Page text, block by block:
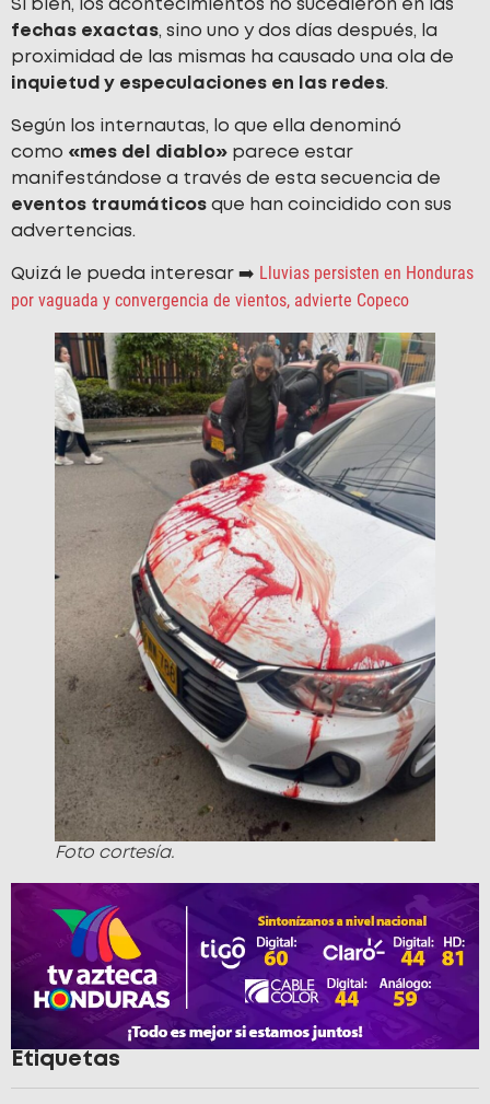
Si bien, los acontecimientos no sucedieron en las
fechas exactas, sino uno y dos días después, la
proximidad de las mismas ha causado una ola de
inquietud y especulaciones en las redes.
Según los internautas, lo que ella denominó
como «mes del diablo» parece estar
manifestándose a través de esta secuencia de
eventos traumáticos que han coincidido con sus
advertencias.
Quizá le pueda interesar ➡️ Lluvias persisten en Honduras
por vaguada y convergencia de vientos, advierte Copeco
Foto cortesía.
Etiquetas